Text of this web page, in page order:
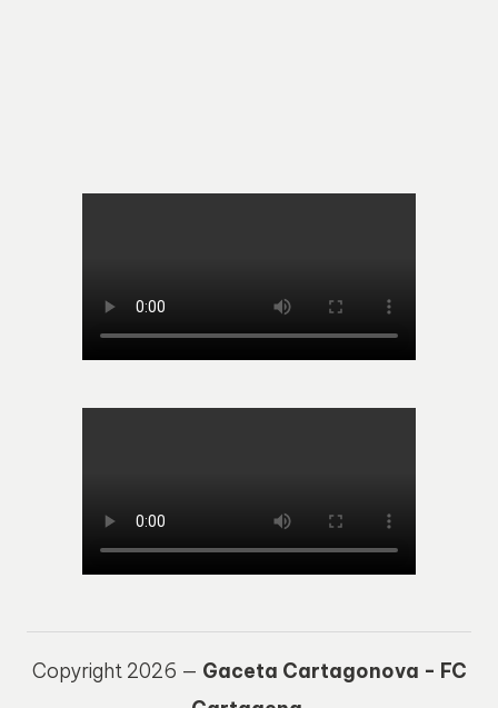
Copyright 2026 — Gaceta Cartagonova - FC